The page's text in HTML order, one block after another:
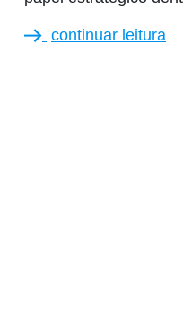
continuar leitura